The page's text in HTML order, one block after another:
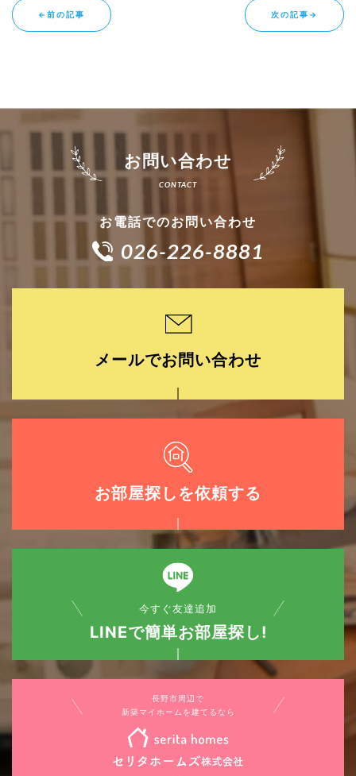
←前の記事 次の記事→
お問い合わせ
お電話でのお問い合わせ
026-226-8881
メールでお問い合わせ
お部屋探しを依頼する
今すぐ友達追加
LINEで簡単お部屋探し!
長野市周辺で
新築マイホームを建てるなら